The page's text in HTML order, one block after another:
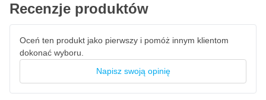
Recenzje produktów
Oceń ten produkt jako pierwszy i pomóż innym klientom
dokonać wyboru.
Napisz swoją opinię